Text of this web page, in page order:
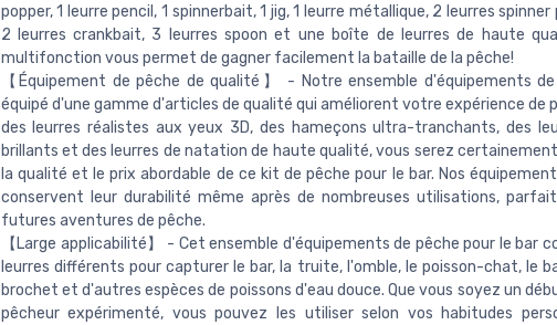
popper, 1 leurre pencil, 1 spinnerbait, 1 jig, 1 leurre métallique, 2 leurres
2 leurres crankbait, 3 leurres spoon et une boîte de leurres de haute
multifonction vous permet de gagner facilement la bataille de la pêche!
【Équipement de pêche de qualité】 - Notre ensemble d'équipements
équipé d'une gamme d'articles de qualité qui améliorent votre expérience de
des leurres réalistes aux yeux 3D, des hameçons ultra-tranchants, des
brillants et des leurres de natation de haute qualité, vous serez
la qualité et le prix abordable de ce kit de pêche pour le bar. Nos
conservent leur durabilité même après de nombreuses utilisations,
futures aventures de pêche.
【Large applicabilité】 - Cet ensemble d'équipements de pêche pour le bar
leurres différents pour capturer le bar, la truite, l'omble, le poisson-chat, le
brochet et d'autres espèces de poissons d'eau douce. Que vous soyez un
pêcheur expérimenté, vous pouvez les utiliser selon vos habitudes